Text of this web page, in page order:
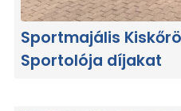
Sportmajális
Sportolója díjakat